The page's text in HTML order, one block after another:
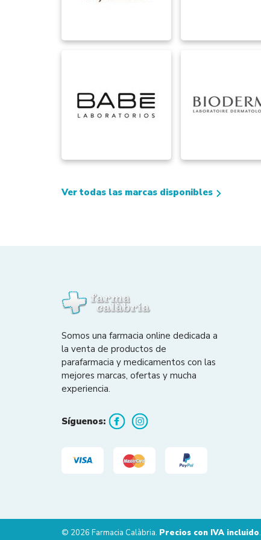
Ver todas las marcas disponibles
Somos una farmacia online dedicada a
la venta de productos de
parafarmacia y medicamentos con las
mejores marcas, ofertas y mucha
experiencia.
Síguenos:
© 2026 Farmacia Calàbria. Precios con IVA incluido.